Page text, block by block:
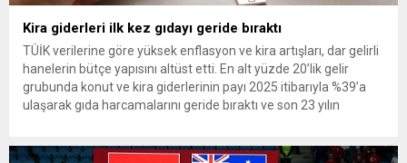
Kira giderleri ilk kez gıdayı geride bıraktı
TÜİK verilerine göre yüksek enflasyon ve kira artışları, dar gelirli
hanelerin bütçe yapısını altüst etti. En alt yüzde 20’lik gelir
grubunda konut ve kira giderlerinin payı 2025 itibarıyla %39’a
ulaşarak gıda harcamalarını geride bıraktı ve son 23 yılın